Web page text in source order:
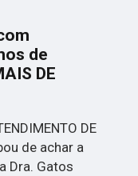
de
DE
DE
de achar a
Dra. Gatos